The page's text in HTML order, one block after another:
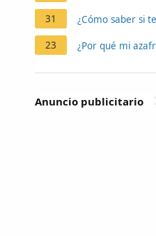
31 ¿Cómo saber si
23 ¿Por qué mi
Anuncio publicitario